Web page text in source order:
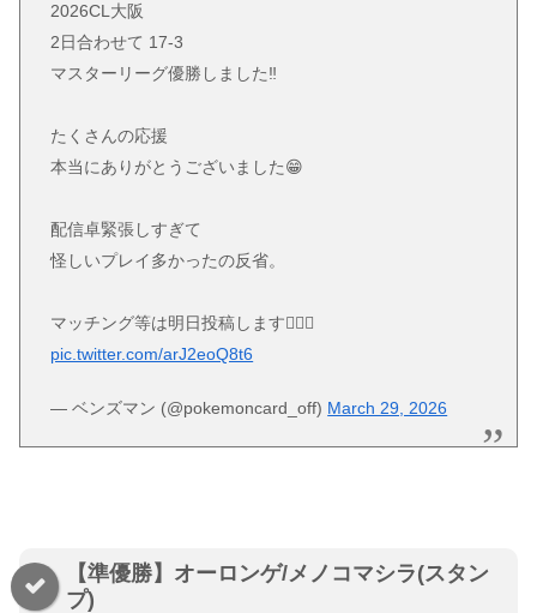
2026CL大阪
2日合わせて 17-3
マスターリーグ優勝しました‼︎
たくさんの応援
本当にありがとうございました😁
配信卓緊張しすぎて
怪しいプレイ多かったの反省。
マッチング等は明日投稿します🙇🏻‍♂️
pic.twitter.com/arJ2eoQ8t6
— ベンズマン (@pokemoncard_off) March 29, 2026
【準優勝】オーロンゲ/メノコマシラ(スタン
プ)